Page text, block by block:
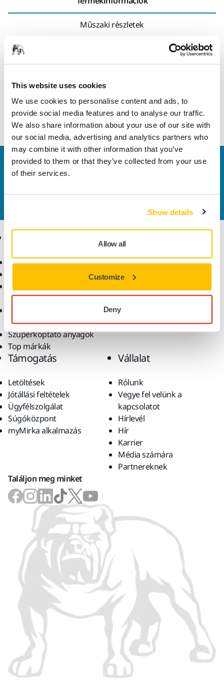
This website uses cookies
We use cookies to personalise content and ads, to
provide social media features and to analyse our traffic.
We also share information about your use of our site with
our social media, advertising and analytics partners who
may combine it with other information that you’ve
provided to them or that they’ve collected from your use
of their services.
Show details
Allow all
Customize
Deny
Műszaki részletek
Fröccsenés- és porálló tok: Egy robusztus tárolási megoldás,
az élettartamát. A csatlakoztatható tokrendszer
rendszerezetten és egy helyen tartja a gépeket és
berendezéseket. Magasság 158 mm.
Vegye fel velünk a kapcsolatot
Szeretne többet tudni?
Elektromos szerszámok
polírpaszták
fogyóanyagok
Szuperkoptató anyagok
Top márkák
Tudásbázis
Iparágak
Alkalmazások
Támogatás
Letöltések
Jótállási feltételek
Ügyfélszolgálat
Súgóközpont
myMirka alkalmazás
Vállalat
Rólunk
Vegye fel velünk a
kapcsolatot
Hírlevél
Hír
Karrier
Média számára
Partnereknek
Találjon meg minket